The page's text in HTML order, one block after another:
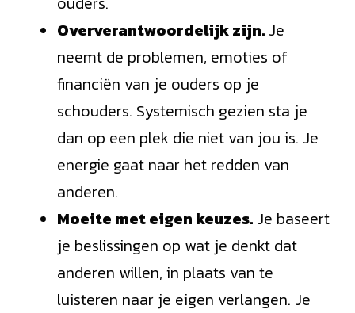
Oververantwoordelijk zijn. Je
neemt de problemen, emoties of
financiën van je ouders op je
schouders. Systemisch gezien sta je
dan op een plek die niet van jou is. Je
energie gaat naar het redden van
anderen.
Moeite met eigen keuzes. Je baseert
je beslissingen op wat je denkt dat
anderen willen, in plaats van te
luisteren naar je eigen verlangen. Je